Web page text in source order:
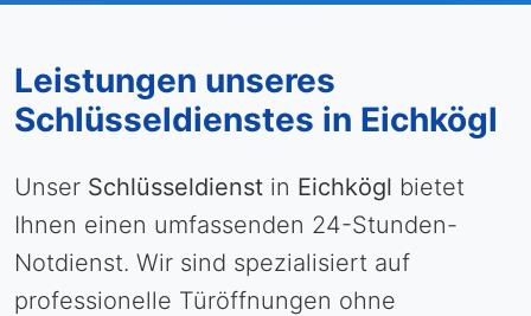
Leistungen unseres
Schlüsseldienstes in Eichkögl
Unser Schlüsseldienst in Eichkögl bietet
Ihnen einen umfassenden 24-Stunden-
Notdienst. Wir sind spezialisiert auf
professionelle Türöffnungen ohne